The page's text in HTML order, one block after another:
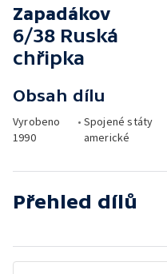
Zapadákov
6/38 Ruská
chřipka
Obsah dílu
Vyrobeno
1990
• Spojené státy
americké
Přehled dílů